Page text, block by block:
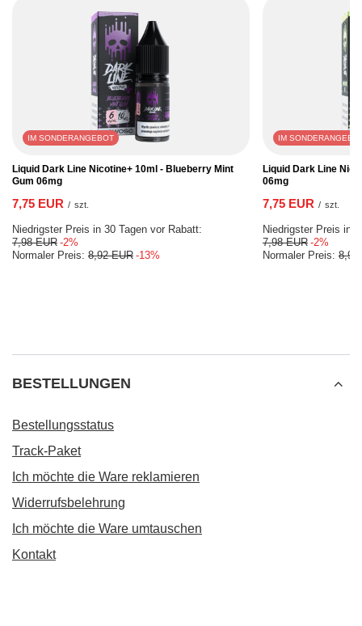
IM SONDERANGEBOT
Liquid Dark Line Nicotine+ 10ml - Blueberry Mint
Gum 06mg
7,75 EUR / szt.
Niedrigster Preis in 30 Tagen vor Rabatt:
7,98 EUR -2%
Normaler Preis: 8,92 EUR -13%
IM
Liquid Dark Line
06mg
7,75 EUR / szt.
Niedrigster Preis in
7,98 EUR -2%
Normaler Preis: 8,92
BESTELLUNGEN
Bestellungsstatus
Track-Paket
Ich möchte die Ware reklamieren
Widerrufsbelehrung
Ich möchte die Ware umtauschen
Kontakt